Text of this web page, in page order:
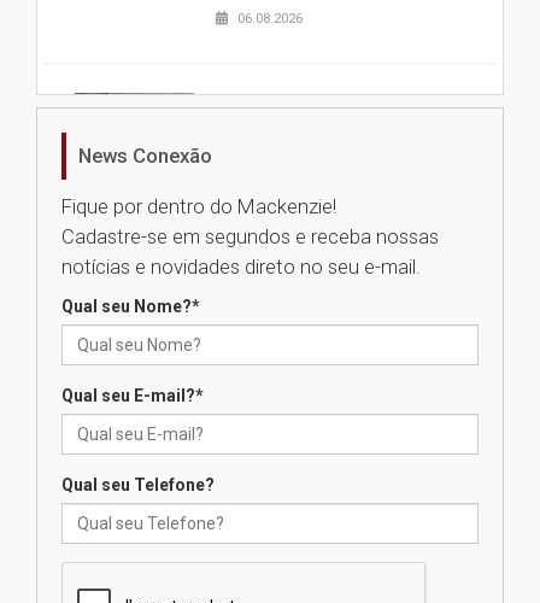
06.08.2026
Nova apresentação do Centro
Universidade Mackenzie
realizará nova edição da Feira
das novas tecnologias em
calouros do segundo semestre
News Conexão
Fique por dentro do Mackenzie!
Cadastre-se em segundos e receba nossas
notícias e novidades direto no seu e-mail.
Qual seu Nome?*
Qual seu E-mail?*
Qual seu Telefone?